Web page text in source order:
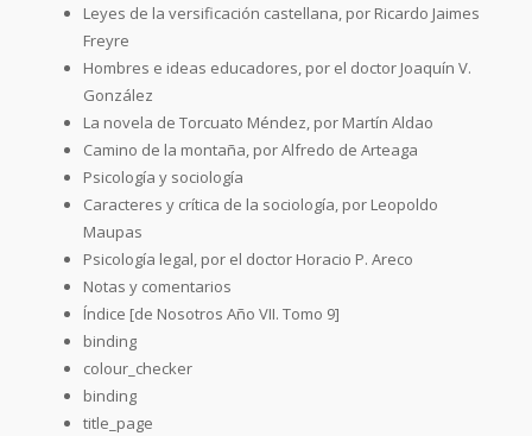
Leyes de la versificación castellana, por Ricardo Jaimes
Freyre
Hombres e ideas educadores, por el doctor Joaquín V.
González
La novela de Torcuato Méndez, por Martín Aldao
Camino de la montaña, por Alfredo de Arteaga
Psicología y sociología
Caracteres y crítica de la sociología, por Leopoldo
Maupas
Psicología legal, por el doctor Horacio P. Areco
Notas y comentarios
Índice [de Nosotros Año VII. Tomo 9]
binding
colour_checker
binding
title_page